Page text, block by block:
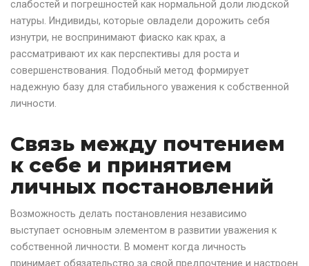
слабостей и погрешностей как нормальной доли людской
натуры. Индивиды, которые овладели дорожить себя
изнутри, не воспринимают фиаско как крах, а
рассматривают их как перспективы для роста и
совершенствования. Подобный метод формирует
надежную базу для стабильного уважения к собственной
личности.
Связь между почтением
к себе и принятием
личных постановлений
Возможность делать постановления независимо
выступает основным элементом в развитии уважения к
собственной личности. В момент когда личность